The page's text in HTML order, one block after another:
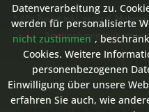
* Alle Preise inkl. gesetzl.
Nachnahmegebühren,
Hilfe / Support
Versand- und
Datenverarbeitung zu.
werden für personalisierte
nicht zustimmen ,
Cookies. Weitere
personenbezogenen
Einwilligung über unsere
erfahren Sie auch, wie